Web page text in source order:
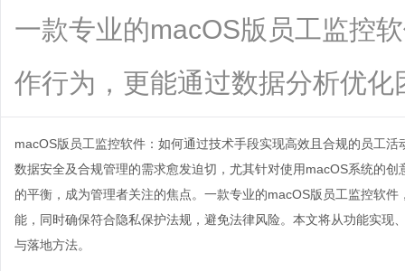
一款专业的macOS版员工监控
作行为，更能通过数据分析优化
macOS版员工监控软件：如何通过技术手段实现高效且合规的员工
数据安全及合规管理的需求愈发迫切，尤其针对使用macOS系统的
的平衡，成为管理者关注的焦点。一款专业的macOS版员工监控软件
能，同时确保符合隐私保护法规，避免法律风险。本文将从功能实现
与落地方法。